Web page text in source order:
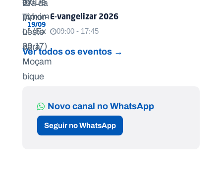
19/09
E-vangelizar 2026
09:00 - 17:45
Ver todos os eventos →
Novo canal no WhatsApp
Seguir no WhatsApp